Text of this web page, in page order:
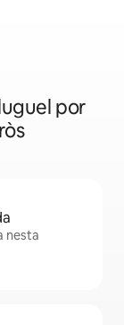
por
nesta